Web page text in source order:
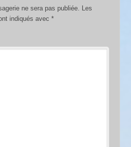
ne sera pas publiée. Les
indiqués avec*